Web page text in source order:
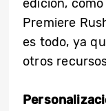
edición,
Premiere
es todo, ya
otros